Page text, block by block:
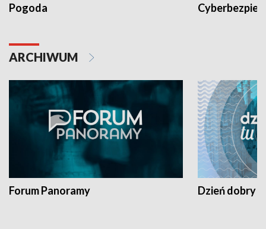
Pogoda
ARCHIWUM
Forum Panoramy Dzień dobry